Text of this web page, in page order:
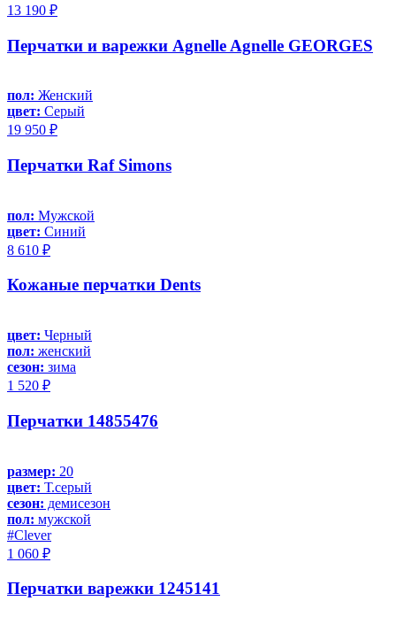
13 190 ₽
Перчатки и варежки Agnelle Agnelle GEORGES
пол: Женский
цвет: Серый
19 950 ₽
Перчатки Raf Simons
пол: Мужской
цвет: Синий
8 610 ₽
Кожаные перчатки Dents
цвет: Черный
пол: женский
сезон: зима
1 520 ₽
Перчатки 14855476
размер: 20
цвет: Т.серый
сезон: демисезон
пол: мужской
#Clever
1 060 ₽
Перчатки варежки 1245141